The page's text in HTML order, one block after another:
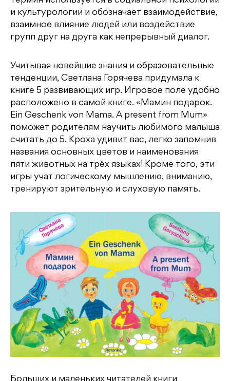
и культурологии и обозначает взаимодействие,
взаимное влияние людей или воздействие
групп друг на друга как непрерывный диалог.
Учитывая новейшие знания и образовательные
тенденции, Светлана Горячева придумала к
книге 5 развивающих игр. Игровое поле удобно
расположено в самой книге. «Мамин подарок.
Ein Geschenk von Mama. A present from Mum»
поможет родителям научить любимого малыша
считать до 5. Кроха удивит вас, легко запомнив
названия основных цветов и наименования
пяти животных на трёх языках! Кроме того, эти
игры учат логическому мышлению, вниманию,
тренируют зрительную и слуховую память.
Больших и маленьких читателей книги